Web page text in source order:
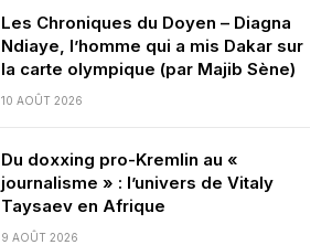
Les Chroniques du Doyen – Diagna
Ndiaye, l’homme qui a mis Dakar sur
la carte olympique (par Majib Sène)
10 AOÛT 2026
Du doxxing pro-Kremlin au «
journalisme » : l’univers de Vitaly
Taysaev en Afrique
9 AOÛT 2026